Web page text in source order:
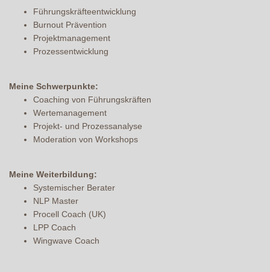
Führungskräfteentwicklung
Burnout Prävention
Projektmanagement
Prozessentwicklung
Meine Schwerpunkte:
Coaching von Führungskräften
Wertemanagement
Projekt- und Prozessanalyse
Moderation von Workshops
Meine Weiterbildung:
Systemischer Berater
NLP Master
Procell Coach (UK)
LPP Coach
Wingwave Coach